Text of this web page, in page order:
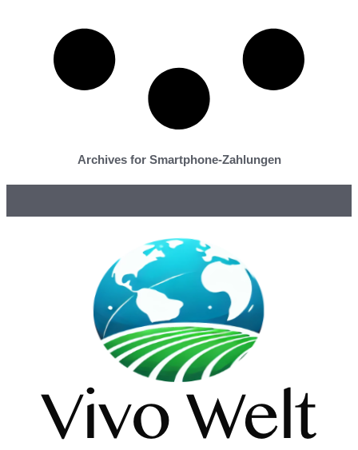
Archives for Smartphone-Zahlungen